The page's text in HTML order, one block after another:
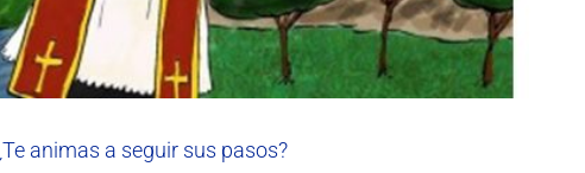
animas a seguir sus pasos?